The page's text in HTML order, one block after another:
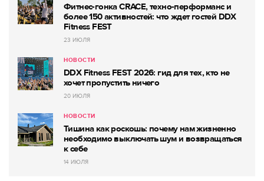
Фитнес-гонка CRACE, техно-перформанс и
более 150 активностей: что ждет гостей DDX
Fitness FEST
23 ИЮЛЯ
НОВОСТИ
DDX Fitness FEST 2026: гид для тех, кто не
хочет пропустить ничего
20 ИЮЛЯ
НОВОСТИ
Тишина как роскошь: почему нам жизненно
необходимо выключать шум и возвращаться
к себе
14 ИЮЛЯ